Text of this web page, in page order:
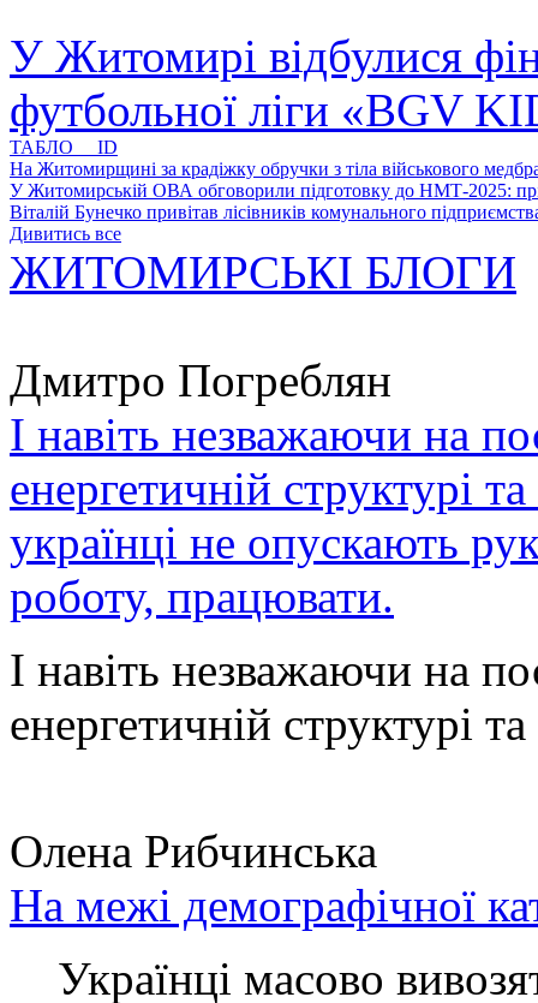
У Житомирі відбулися
футбольної ліги «BGV
ТАБЛО ID
На Житомирщині за крадіжку обручки з тіла військового
У Житомирській ОВА обговорили підготовку до НМТ-2025:
Віталій Бунечко привітав лісівників комунального
Дивитись все
ЖИТОМИРСЬКІ БЛОГИ
Дмитро Погреблян
І навіть незважаючи на
енергетичній структурі
українці не опускають
роботу, працювати.
І навіть незважаючи на
енергетичній структурі
Олена Рибчинська
На межі демографічної
Українці масово